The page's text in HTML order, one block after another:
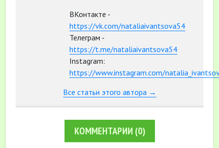
ВКонтакте -
https://vk.com/nataliaivantsova54
Телеграм -
https://t.me/nataliaivantsova54
Instagram:
https://www.instagram.com/
Все статьи этого автора →
КОММЕНТАРИИ (0)